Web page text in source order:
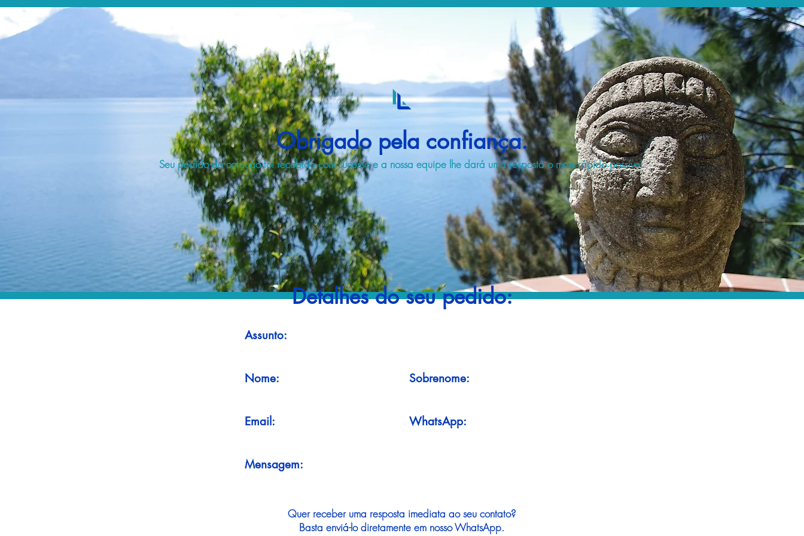
Obrigado pela confiança.
Seu pedido de cotação foi recebido com sucesso e a nossa equipe lhe dará uma resposta o mais rápido possível.
Detalhes do seu pedido:
Assunto:
Nome: Sobrenome:
Email: WhatsApp:
Mensagem:
Quer receber uma resposta imediata ao seu contato?
Basta enviá-lo diretamente em nosso WhatsApp.